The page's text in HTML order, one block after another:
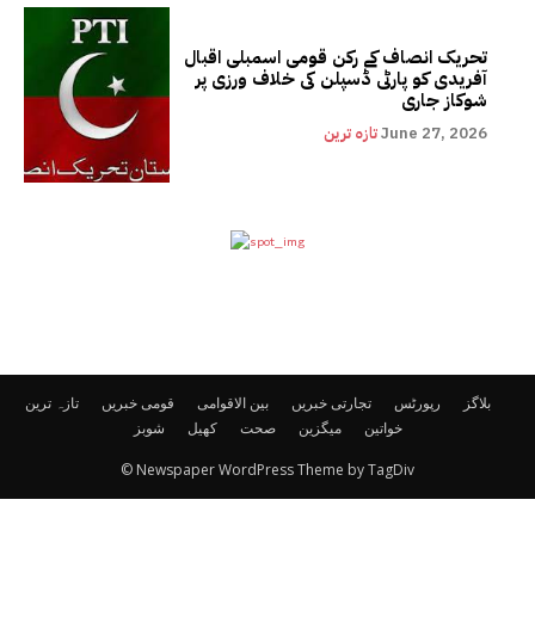
تحریک انصاف کے رکن قومی اسمبلی اقبال
آفریدی کو پارٹی ڈسپلن کی خلاف ورزی پر
شوکاز جاری
تازہ ترینJune 27, 2026
تازہ ترین قومی خبریں بین الاقوامی تجارتی خبریں رپورٹس
بلاگز
شوبز
کھیل صحت میگزین خواتین
© Newspaper WordPress Theme by TagDiv